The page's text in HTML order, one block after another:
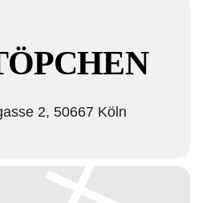
2, 50667 Köln